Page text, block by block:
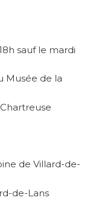
sauf le mardi
Musée de la
de Villard-de-
de-Lans